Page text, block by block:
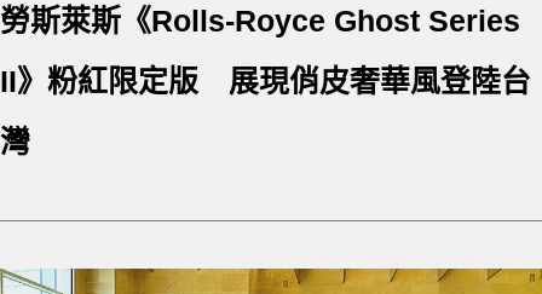
勞斯萊斯《Rolls-Royce Ghost Series
II》粉紅限定版 展現俏皮奢華風登陸台
灣